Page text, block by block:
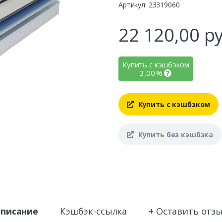
Артикул: 23319060
22 120,00
Купить с кэшбэком
3,00%
Купить с кэшбэком
Купить без кэшбэка
Кэшбэк-ссылка + Оставить